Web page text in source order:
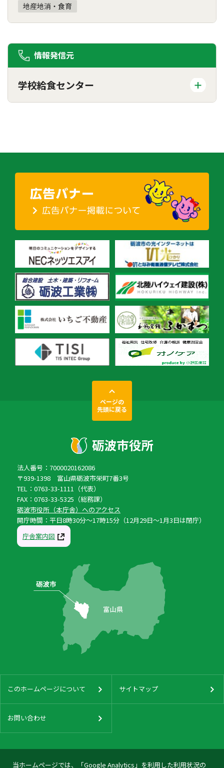
地産地消・食育
情報発信元
学校給食センター
当ホームページでは、「Google Analytics」を利用した利用状況の
ページの
先頭に戻る
法人番号：7000020162086
〒939-1398 富山県砺波市栄町7番3号
TEL：0763-33-1111（代表）
FAX：0763-33-5325（総務課）
砺波市役所（本庁舎）へのアクセス
開庁時間：平日8時30分〜17時15分（12月29日〜1月3日は閉庁）
庁舎案内図
このホームページについて サイトマップ
お問い合わせ